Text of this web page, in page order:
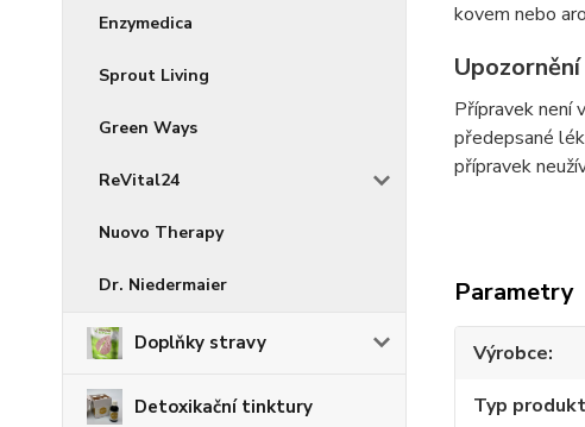
Enzymedica
Sprout Living
Green Ways
ReVital24
Nuovo Therapy
Dr. Niedermaier
Doplňky stravy
Detoxikační tinktury
kovem nebo
Upozornění
Přípravek není
předepsané
přípravek
Parametry
Výrobce
Typ